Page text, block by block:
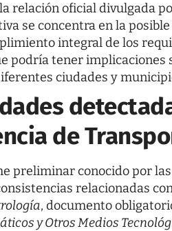
relación oficial divulgada
se concentra en la
integral de los
podría tener
ciudades y
de
preliminar conocido por
relacionadas
, documento
y Otros Medios